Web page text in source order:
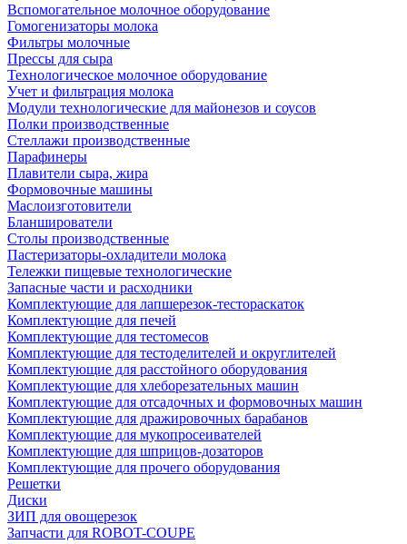
Вспомогательное молочное оборудование
Гомогенизаторы молока
Фильтры молочные
Прессы для сыра
Технологическое молочное оборудование
Учет и фильтрация молока
Модули технологические для майонезов и соусов
Полки производственные
Стеллажи производственные
Парафинеры
Плавители сыра, жира
Формовочные машины
Маслоизготовители
Бланширователи
Столы производственные
Пастеризаторы-охладители молока
Тележки пищевые технологические
Запасные части и расходники
Комплектующие для лапшерезок-тестораскаток
Комплектующие для печей
Комплектующие для тестомесов
Комплектующие для тестоделителей и округлителей
Комплектующие для расстойного оборудования
Комплектующие для хлеборезательных машин
Комплектующие для отсадочных и формовочных машин
Комплектующие для дражировочных барабанов
Комплектующие для мукопросеивателей
Комплектующие для шприцов-дозаторов
Комплектующие для прочего оборудования
Решетки
Диски
ЗИП для овощерезок
Запчасти для ROBOT-COUPE